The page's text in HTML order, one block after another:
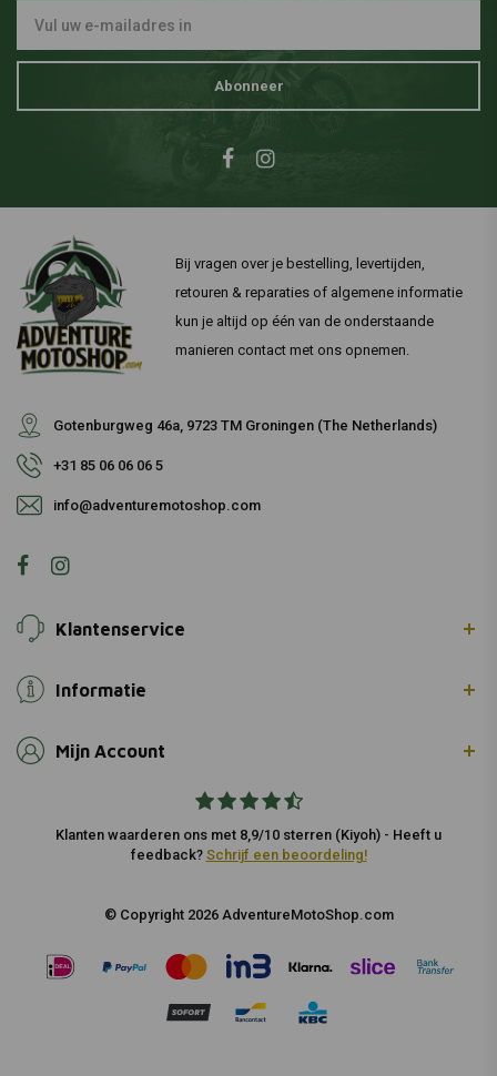
Abonneer
Bij vragen over je bestelling, levertijden,
retouren & reparaties of algemene informatie
kun je altijd op één van de onderstaande
manieren contact met ons opnemen.
Gotenburgweg 46a, 9723 TM Groningen (The Netherlands)
+31 85 06 06 06 5
info@adventuremotoshop.com
Klantenservice
Informatie
Mijn Account
Klanten waarderen ons met 8,9/10 sterren (Kiyoh) - Heeft u
feedback? Schrijf een beoordeling!
© Copyright 2026 AdventureMotoShop.com